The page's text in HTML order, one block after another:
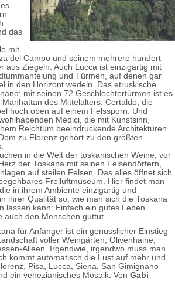
das
mit
del Campo und seinem mehrere hundert
aus Ziegeln. Auch Lucca ist einzigartig mit
und Türmen, auf denen gar
in den Horizont wedeln. Das etruskische
mit seinen 72 Geschlechtertürmen ist es
des Mittelalters. Certaldo, die
hoch oben auf einem Felssporn. Und
Medici, die mit Kunstsinn,
Reichtum beeindruckende Architekturen
zu Florenz gehört zu den größten
in die Welt der toskanischen Weine, vor
der Toskana mit seinen Felsendörfern,
auf steilen Felsen. Das alles öffnet sich
Freiluftmuseum. Hier findet man
in ihrem Ambiente einzigartig und
ihrer Qualität so, wie man sich die Toskana
lassen kann: Einfach ein gutes Leben
auch den Menschen guttut.
für Anfänger ist ein genüsslicher Einstieg
voller Weingärten, Olivenhaine,
Alleen. Irgendwie, irgendwo muss man
kommt automatisch die Lust auf mehr und
Pisa, Lucca, Siena, San Gimignano
ein venezianisches Mosaik. Von Gabi